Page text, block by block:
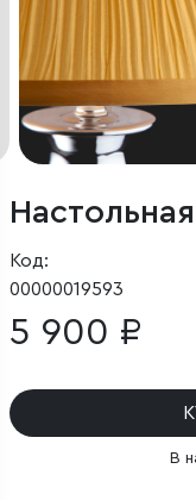
Код:
00000019593
5 900 ₽
В